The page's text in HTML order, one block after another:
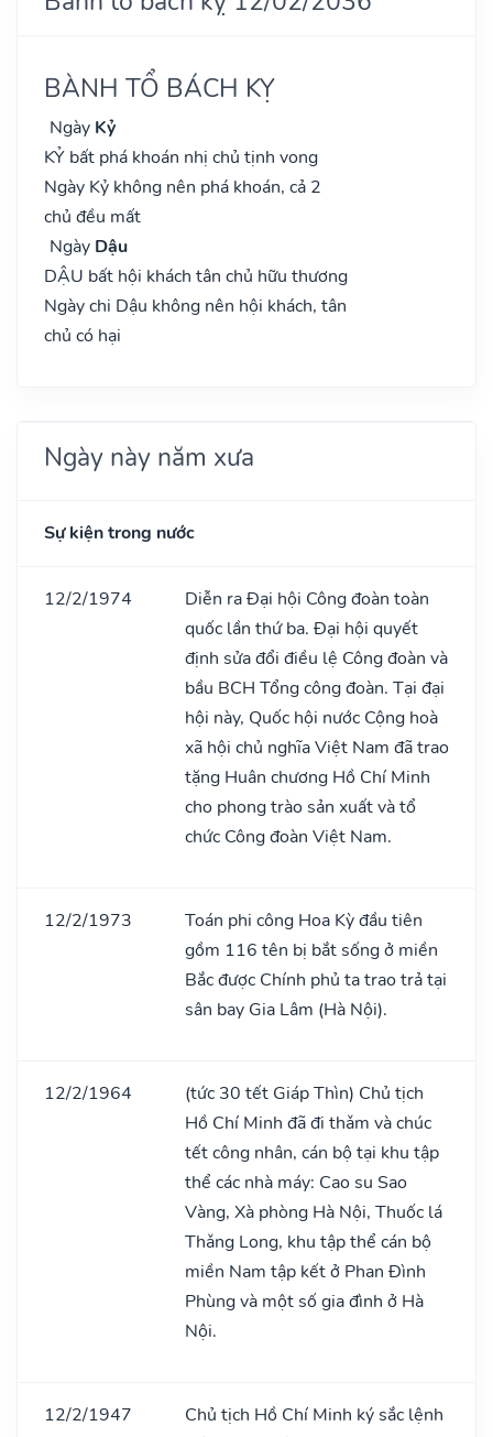
BÀNH TỔ BÁCH KỴ
Ngày Kỷ
KỶ bất phá khoán nhị chủ tịnh vong
Ngày Kỷ không nên phá khoán, cả 2
chủ đều mất
Ngày Dậu
DẬU bất hội khách tân chủ hữu thương
Ngày chi Dậu không nên hội khách, tân
chủ có hại
Ngày này năm xưa
Sự kiện trong nước
12/2/1974
Diễn ra Đại hội Công đoàn toàn
quốc lần thứ ba. Đại hội quyết
định sửa đổi điều lệ Công đoàn và
bầu BCH Tổng công đoàn. Tại đại
hội này, Quốc hội nước Cộng hoà
xã hội chủ nghĩa Việt Nam đã trao
tặng Huân chương Hồ Chí Minh
cho phong trào sản xuất và tổ
chức Công đoàn Việt Nam.
12/2/1973
Toán phi công Hoa Kỳ đầu tiên
gồm 116 tên bị bắt sống ở miền
Bắc được Chính phủ ta trao trả tại
sân bay Gia Lâm (Hà Nội).
12/2/1964
(tức 30 tết Giáp Thìn) Chủ tịch
Hồ Chí Minh đã đi thǎm và chúc
tết công nhân, cán bộ tại khu tập
thể các nhà máy: Cao su Sao
Vàng, Xà phòng Hà Nội, Thuốc lá
Thǎng Long, khu tập thể cán bộ
miền Nam tập kết ở Phan Đình
Phùng và một số gia đình ở Hà
Nội.
12/2/1947
Chủ tịch Hồ Chí Minh ký sắc lệnh